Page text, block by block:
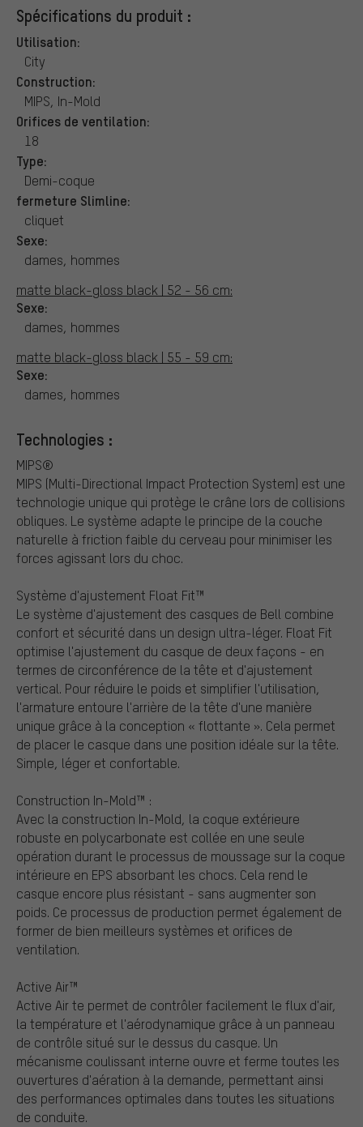
Spécifications du produit :
Utilisation:
City
Construction:
MIPS, In-Mold
Orifices de ventilation:
18
Type:
Demi-coque
fermeture Slimline:
cliquet
Sexe:
dames, hommes
matte black-gloss black | 52 - 56 cm:
Sexe:
dames, hommes
matte black-gloss black | 55 - 59 cm:
Sexe:
dames, hommes
Technologies :
MIPS®
MIPS (Multi-Directional Impact Protection System) est une
technologie unique qui protège le crâne lors de collisions
obliques. Le système adapte le principe de la couche
naturelle à friction faible du cerveau pour minimiser les
forces agissant lors du choc.
Système d'ajustement Float Fit™
Le système d'ajustement des casques de Bell combine
confort et sécurité dans un design ultra-léger. Float Fit
optimise l'ajustement du casque de deux façons - en
termes de circonférence de la tête et d'ajustement
vertical. Pour réduire le poids et simplifier l'utilisation,
l'armature entoure l'arrière de la tête d'une manière
unique grâce à la conception « flottante ». Cela permet
de placer le casque dans une position idéale sur la tête.
Simple, léger et confortable.
Construction In-Mold™ :
Avec la construction In-Mold, la coque extérieure
robuste en polycarbonate est collée en une seule
opération durant le processus de moussage sur la coque
intérieure en EPS absorbant les chocs. Cela rend le
casque encore plus résistant - sans augmenter son
poids. Ce processus de production permet également de
former de bien meilleurs systèmes et orifices de
ventilation.
Active Air™
Active Air te permet de contrôler facilement le flux d'air,
la température et l'aérodynamique grâce à un panneau
de contrôle situé sur le dessus du casque. Un
mécanisme coulissant interne ouvre et ferme toutes les
ouvertures d'aération à la demande, permettant ainsi
des performances optimales dans toutes les situations
de conduite.